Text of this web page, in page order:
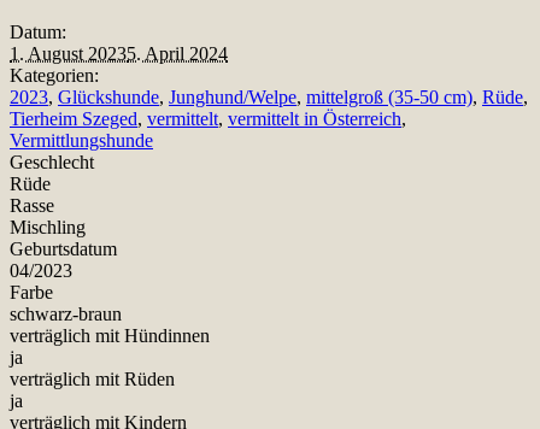
Datum:
1. August 20235. April 2024
Kategorien:
2023, Glückshunde, Junghund/Welpe, mittelgroß (35-50 cm), Rüde,
Tierheim Szeged, vermittelt, vermittelt in Österreich,
Vermittlungshunde
Geschlecht
Rüde
Rasse
Mischling
Geburtsdatum
04/2023
Farbe
schwarz-braun
verträglich mit Hündinnen
ja
verträglich mit Rüden
ja
verträglich mit Kindern